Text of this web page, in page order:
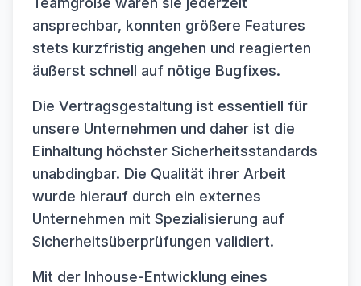
ansprechbar, konnten größere Features
stets kurzfristig angehen und reagierten
äußerst schnell auf nötige Bugfixes.
Die Vertragsgestaltung ist essentiell für
unsere Unternehmen und daher ist die
Einhaltung höchster Sicherheitsstandards
unabdingbar. Die Qualität ihrer Arbeit
wurde hierauf durch ein externes
Unternehmen mit Spezialisierung auf
Sicherheitsüberprüfungen validiert.
Mit der Inhouse-Entwicklung eines